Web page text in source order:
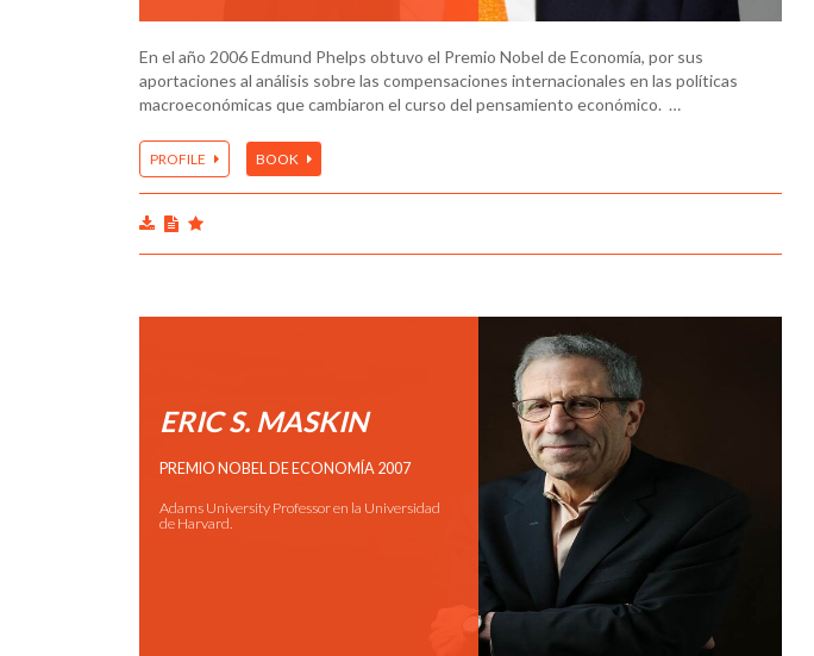
En el año 2006 Edmund Phelps obtuvo el Premio Nobel de Economía, por sus
aportaciones al análisis sobre las compensaciones internacionales en las políticas
macroeconómicas que cambiaron el curso del pensamiento económico. …
PROFILE BOOK
ERIC S. MASKIN
PREMIO NOBEL DE ECONOMÍA 2007
Adams University Professor en la Universidad
de Harvard.